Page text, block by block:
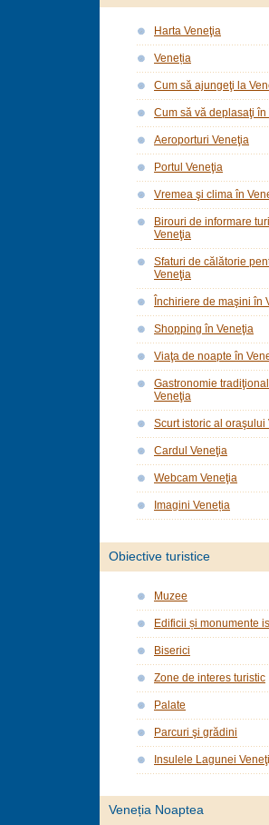
Harta Veneţia
Veneția
Cum să ajungeţi la
Cum să vă deplasaţi în
Aeroporturi Veneţia
Portul Veneţia
Vremea şi clima în
Birouri de informare
Veneţia
Sfaturi de călătorie
Veneţia
Închiriere de maşini în
Shopping în Veneţia
Viaţa de noapte în
Gastronomie
Veneţia
Scurt istoric al oraşului
Cardul Veneţia
Webcam Veneţia
Imagini Veneția
Obiective turistice
Muzee
Edificii și monumente
Biserici
Zone de interes turistic
Palate
Parcuri şi grădini
Insulele Lagunei
Veneția Noaptea